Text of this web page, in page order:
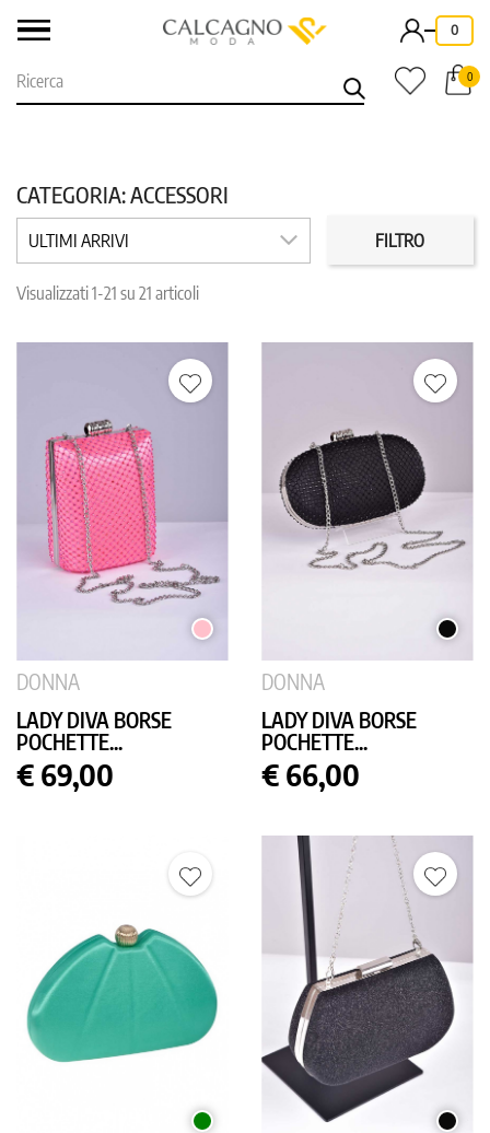
- 0
0
CATEGORIA: ACCESSORI
CATEGORIE MARCHI
PREZZO
IN PROMO
ULTIMI ARRIVI FILTRO
Visualizzati 1-21 su 21 articoli
ROSA
DONNA
LADY DIVA BORSE
POCHETTE...
Prezzo
€ 69,00
NERO
DONNA
LADY DIVA BORSE
POCHETTE...
Prezzo
€ 66,00
VERDE NERO